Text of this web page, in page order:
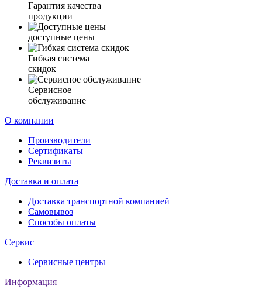
Гарантия качества
продукции
доступные цены
Гибкая система
скидок
Сервисное
обслуживание
О компании
Производители
Сертификаты
Реквизиты
Доставка и оплата
Доставка транспортной компанией
Самовывоз
Способы оплаты
Сервис
Сервисные центры
Информация